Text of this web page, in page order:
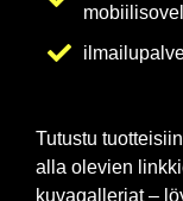
Tutustu
alla olevien
kuvagalleriat –